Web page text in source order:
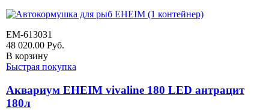
EM-613031
48 020.00 Руб.
В корзину
Быстрая покупка
Аквариум EHEIM vivaline 180 LED антрацит
180л